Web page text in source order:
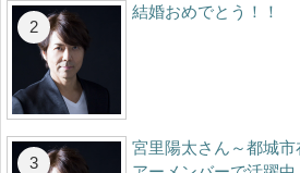
結婚おめでとう！！
宮里陽太さん～都城